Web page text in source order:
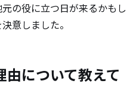
の役に立つ日が来るかもし
意しました。
について教えて